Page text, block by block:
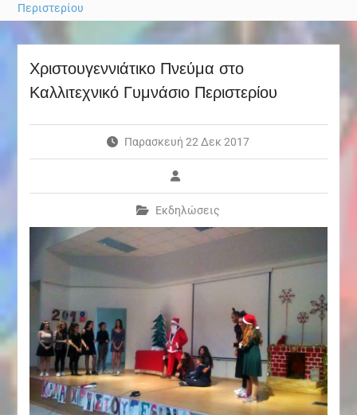
Περιστερίου
Χριστουγεννιάτικο Πνεύμα στο
Καλλιτεχνικό Γυμνάσιο Περιστερίου
Παρασκευή 22 Δεκ 2017
Εκδηλώσεις